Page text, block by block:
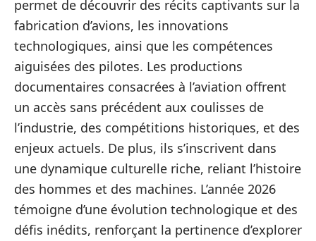
permet de découvrir des récits captivants sur la
fabrication d’avions, les innovations
technologiques, ainsi que les compétences
aiguisées des pilotes. Les productions
documentaires consacrées à l’aviation offrent
un accès sans précédent aux coulisses de
l’industrie, des compétitions historiques, et des
enjeux actuels. De plus, ils s’inscrivent dans
une dynamique culturelle riche, reliant l’histoire
des hommes et des machines. L’année 2026
témoigne d’une évolution technologique et des
défis inédits, renforçant la pertinence d’explorer